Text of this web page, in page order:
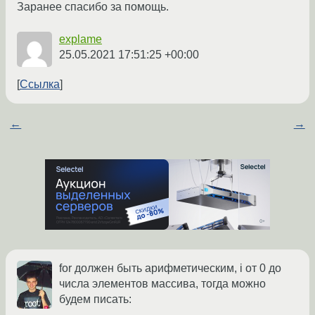
Заранее спасибо за помощь.
explame
25.05.2021 17:51:25 +00:00
Ссылка
← →
for должен быть арифметическим, i от 0 до
числа элементов массива, тогда можно
будем писать: